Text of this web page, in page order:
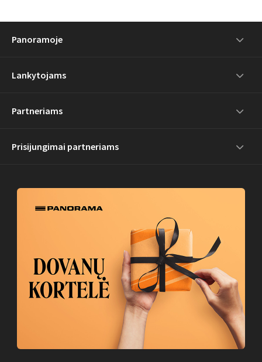
Panoramoje
Lankytojams
Partneriams
Prisijungimai partneriams